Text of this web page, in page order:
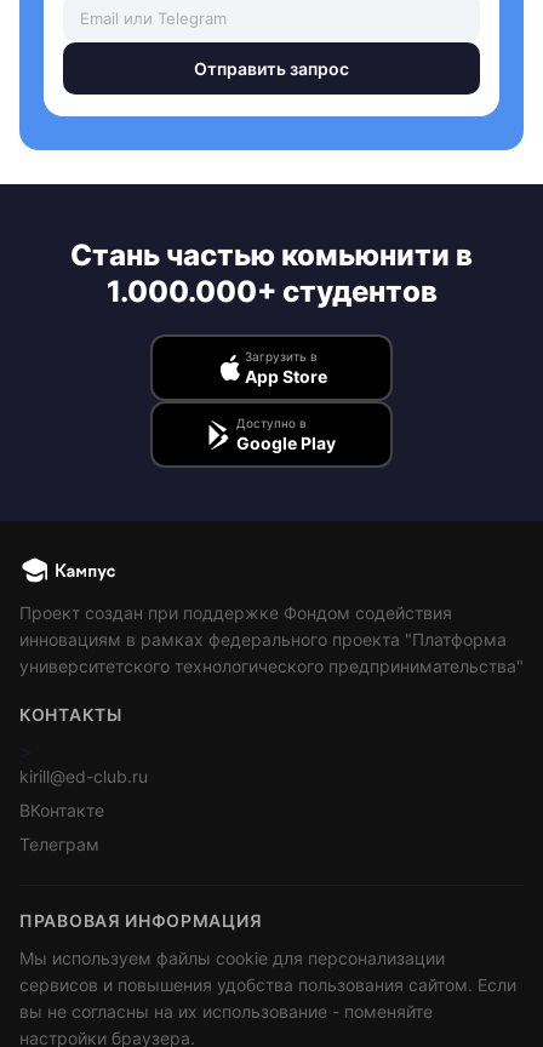
Отправить запрос
Стань частью комьюнити в
1.000.000+ студентов
Загрузить в
App Store
Доступно в
Google Play
Проект создан при поддержке Фондом содействия
инновациям в рамках федерального проекта "Платформа
университетского технологического предпринимательства"
КОНТАКТЫ
>
kirill@ed-club.ru
ВКонтакте
Телеграм
ПРАВОВАЯ ИНФОРМАЦИЯ
Мы используем файлы cookie для персонализации
сервисов и повышения удобства пользования сайтом. Если
вы не согласны на их использование - поменяйте
настройки браузера.